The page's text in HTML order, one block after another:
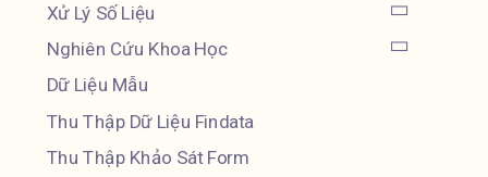
Xử Lý Số Liệu
Nghiên Cứu Khoa Học
Dữ Liệu Mẫu
Thu Thập Dữ Liệu Findata
Thu Thập Khảo Sát Form